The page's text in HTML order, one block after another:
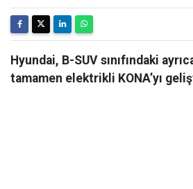
Hyundai, B-SUV sınıfındaki
tamamen elektrikli KONA’yı